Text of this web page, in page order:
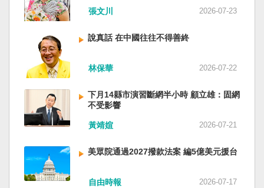
張文川 2026-07-23
說真話 在中國往往不得善終
林保華 2026-07-22
下月14縣市演習斷網半小時 顧立雄：固網
不受影響
黃靖媗 2026-07-21
美眾院通過2027撥款法案 編5億美元援台
自由時報 2026-07-17